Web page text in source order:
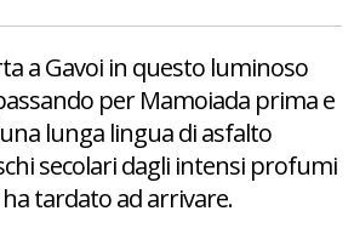
a Gavoi in questo luminoso
per Mamoiada prima e
lunga lingua di asfalto
secolari dagli intensi profumi
tardato ad arrivare.